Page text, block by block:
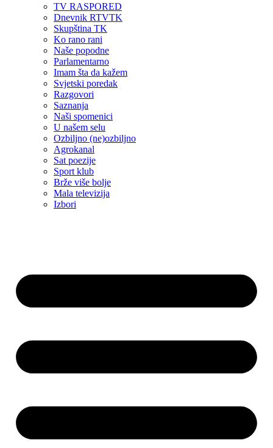
TV RASPORED
Dnevnik RTVTK
Skupština TK
Ko rano rani
Naše popodne
Parlamentarno
Imam šta da kažem
Svjetski poredak
Razgovori
Saznanja
Naši spomenici
U našem selu
Ozbiljno (ne)ozbiljno
Agrokanal
Sat poezije
Sport klub
Brže više bolje
Mala televizija
Izbori